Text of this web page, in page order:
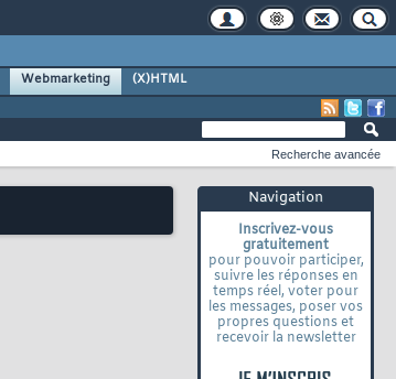
Webmarketing
(X)HTML
Navigation
Inscrivez-vous
gratuitement
pour pouvoir participer,
suivre les réponses en
temps réel, voter pour
les messages, poser vos
propres questions et
recevoir la newsletter
Recherche avancée